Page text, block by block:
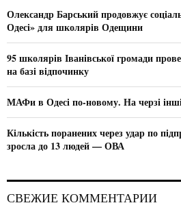
:
Олександр Барський продовжує
Одесі» для школярів Одещини
95 школярів Іванівської громади
на базі відпочинку
МАФи в Одесі по-новому. На черзі
Кількість поранених через удар по
зросла до 13 людей — ОВА
СВЕЖИЕ КОММЕНТАРИИ